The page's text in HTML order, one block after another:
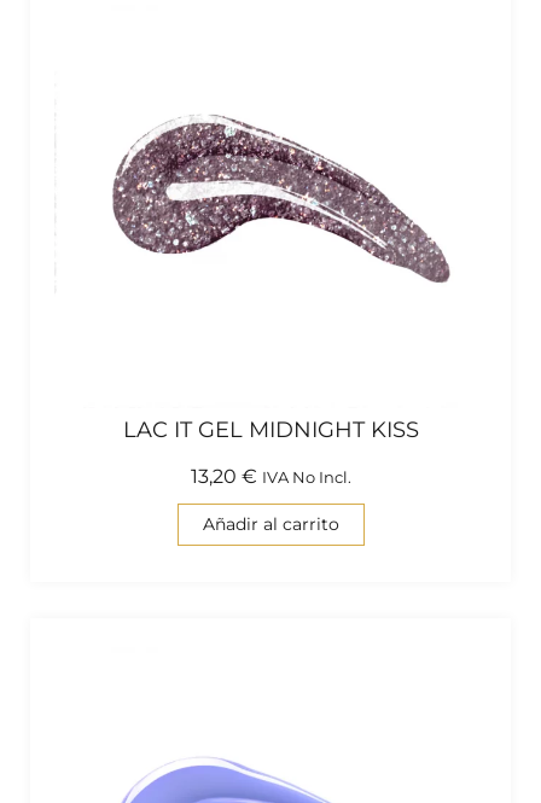
LAC IT GEL MIDNIGHT KISS
13,20 € IVA No Incl.
Añadir al carrito